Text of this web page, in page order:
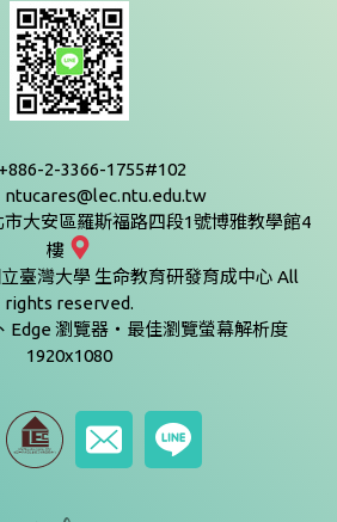
2-3366-1755#102
大安區羅斯福路四段1號博雅教學館4
樓
臺灣大學 生命教育研發育成中心 All
rights reserved.
Edge 瀏覽器‧最佳瀏覽螢幕解析度
1920x1080